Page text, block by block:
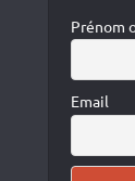
Prénom
Email